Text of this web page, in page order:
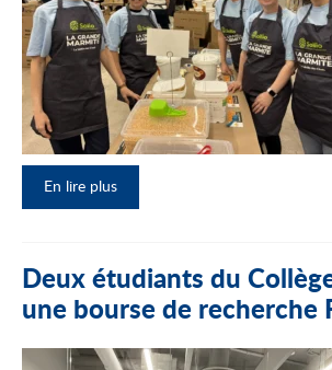
En lire plus
Deux étudiants du
une bourse de recherche